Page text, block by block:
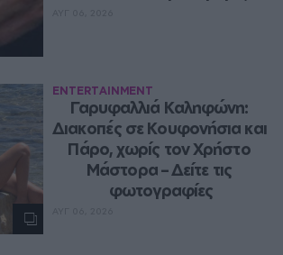
ENTERTAINMENT
Γαρυφαλλιά Καληφώνη:
Διακοπές σε Κουφονήσια και
Πάρο, χωρίς τον Χρήστο
Μάστορα – Δείτε τις
φωτογραφίες